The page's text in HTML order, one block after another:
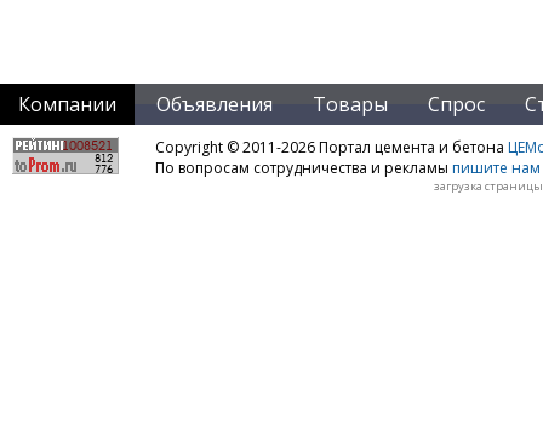
Компании Объявления Товары Спрос
Copyright © 2011-2026 Портал цемента и бетона
По вопросам сотрудничества и рекламы пишите нам
загрузка